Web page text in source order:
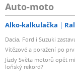
Auto-moto
Alko-kalkulačka
Dacia, Ford i Suzuki
Vítězové a poražení po
Jízdy Světa motorů opět
loňský rekord?